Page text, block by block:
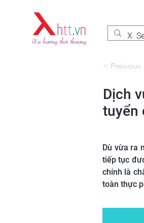
< Previous
Dịch
tuyển
Dù vừa ra
tiếp tục
chính là
toàn thực